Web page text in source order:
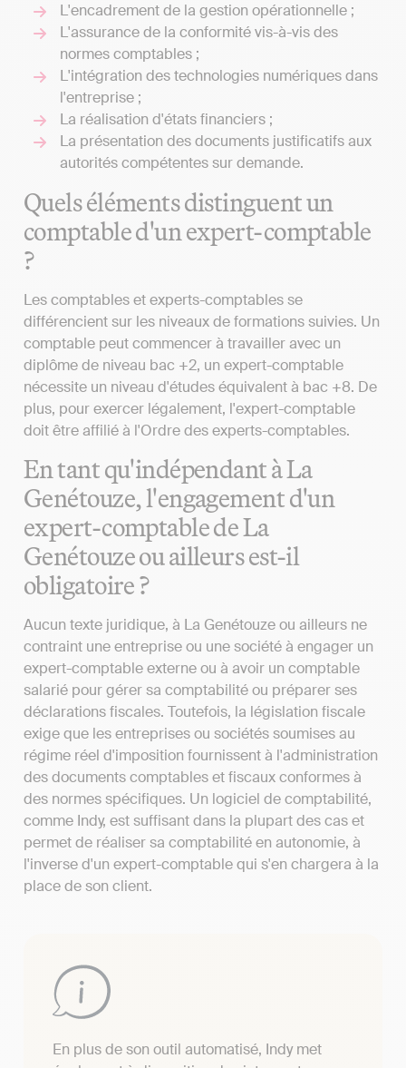
L'encadrement de la gestion opérationnelle ;
L'assurance de la conformité vis-à-vis des
normes comptables ;
L'intégration des technologies numériques dans
l'entreprise ;
La réalisation d'états financiers ;
La présentation des documents justificatifs aux
autorités compétentes sur demande.
Quels éléments distinguent un
comptable d'un expert-comptable
?
Les comptables et experts-comptables se
différencient sur les niveaux de formations suivies. Un
comptable peut commencer à travailler avec un
diplôme de niveau bac +2, un expert-comptable
nécessite un niveau d'études équivalent à bac +8. De
plus, pour exercer légalement, l'expert-comptable
doit être affilié à l'Ordre des experts-comptables.
En tant qu'indépendant à La
Genétouze, l'engagement d'un
expert-comptable de La
Genétouze ou ailleurs est-il
obligatoire ?
Aucun texte juridique, à La Genétouze ou ailleurs ne
contraint une entreprise ou une société à engager un
expert-comptable externe ou à avoir un comptable
salarié pour gérer sa comptabilité ou préparer ses
déclarations fiscales. Toutefois, la législation fiscale
exige que les entreprises ou sociétés soumises au
régime réel d'imposition fournissent à l'administration
des documents comptables et fiscaux conformes à
des normes spécifiques. Un logiciel de comptabilité,
comme Indy, est suffisant dans la plupart des cas et
permet de réaliser sa comptabilité en autonomie, à
l'inverse d'un expert-comptable qui s'en chargera à la
place de son client.
En plus de son outil automatisé, Indy met